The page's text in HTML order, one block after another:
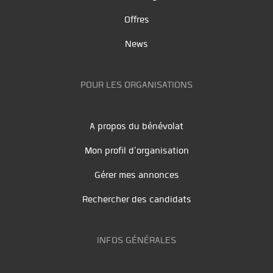
Offres
News
POUR LES ORGANISATIONS
A propos du bénévolat
Mon profil d'organisation
Gérer mes annonces
Rechercher des candidats
INFOS GÉNÉRALES